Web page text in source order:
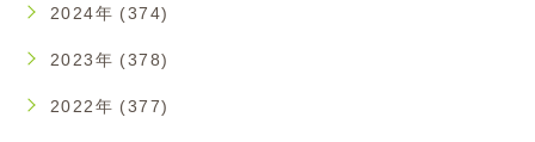
2024年 (374)
2023年 (378)
2022年 (377)